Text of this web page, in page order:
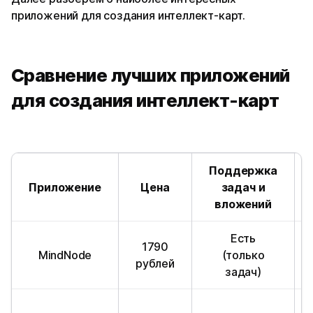
приложений для создания интеллект-карт.
Сравнение лучших приложений
для создания интеллект-карт
Приложение Цена
Поддержка
задач и
вложений
MindNode
1790
рублей
Есть
(только
задач)